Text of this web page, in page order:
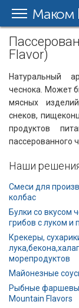
Маком
Flavor)
Натуральный
чеснока. Может
мясных
снеков,
продуктов
пассерованного
Наши
Смеси для
колбас
Булки со вкусом
грибов с луком и
Крекеры,
морепродуктов
Майонезные
Рыбные
Mountain Flavors